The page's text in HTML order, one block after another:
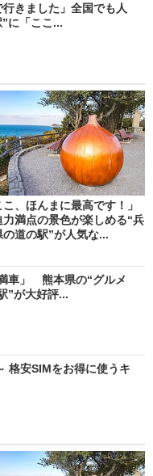
行きました」全国でも人
に「ここ...
こ、ほんまに最高です！」
満点の景色が楽しめる“兵
の道の駅”が人気な...
車」 熊本県の“グルメ
”が大好評...
格安SIMをお得に使うキ